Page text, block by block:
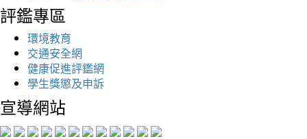
評鑑專區
環境教育
交通安全網
健康促進評鑑網
學生獎懲及申訴
宣導網站